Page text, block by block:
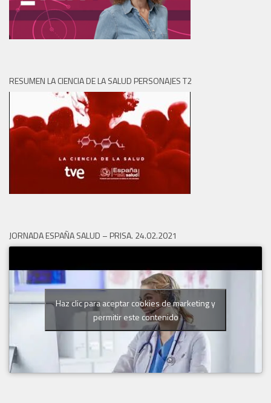
RESUMEN LA CIENCIA DE LA SALUD PERSONAJES T2
JORNADA ESPAÑA SALUD – PRISA. 24.02.2021
Haz clic para aceptar cookies de marketing y
permitir este contenido